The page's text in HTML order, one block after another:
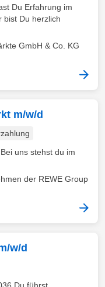
Du Erfahrung im
bist Du herzlich
GmbH & Co. KG
m/w/d
uns stehst du im
der REWE Group
w/d